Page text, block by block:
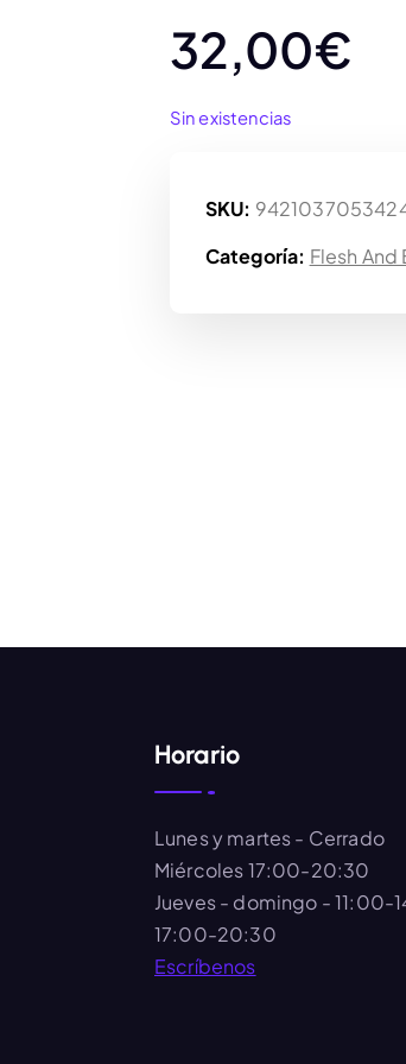
32,00€
Sin existencias
SKU:
Categoría: Flesh And
Horario
Lunes y martes- Cerrado
Miércoles17:00-20:30
Jueves - domingo - 11:00-
17:00-20:30
Escríbenos